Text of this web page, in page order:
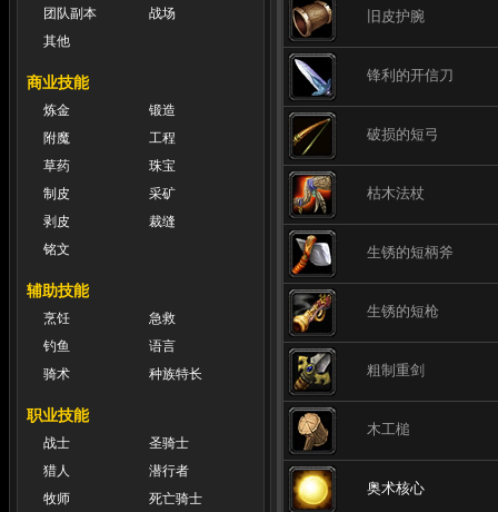
团队副本
战场
其他
商业技能
炼金
锻造
附魔
工程
草药
珠宝
制皮
采矿
剥皮
裁缝
铭文
辅助技能
烹饪
急救
钓鱼
语言
骑术
种族特长
职业技能
战士
圣骑士
猎人
潜行者
牧师
死亡骑士
旧皮护腕
锋利的开信刀
破损的短弓
枯木法杖
生锈的短柄斧
生锈的短枪
粗制重剑
木工槌
奥术核心